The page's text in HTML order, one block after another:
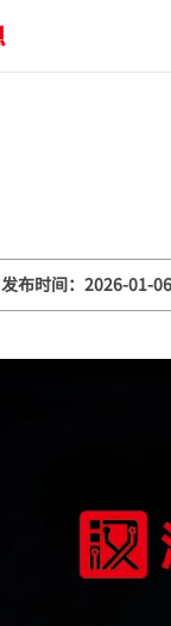
发布时间：2026-01-06